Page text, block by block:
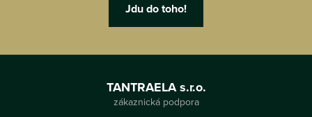
TANTRAELA s.r.o.